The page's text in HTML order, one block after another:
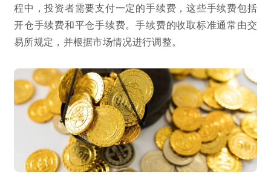
程中，投资者需要支付一定的手续费，这些手续费包括
开仓手续费和平仓手续费。手续费的收取标准通常由交
易所规定，并根据市场情况进行调整。